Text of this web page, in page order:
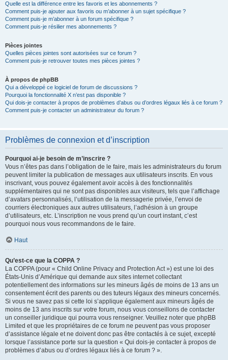
Quelle est la différence entre les favoris et les abonnements ?
Comment puis-je ajouter aux favoris ou m’abonner à un sujet spécifique ?
Comment puis-je m’abonner à un forum spécifique ?
Comment puis-je résilier mes abonnements ?
Pièces jointes
Quelles pièces jointes sont autorisées sur ce forum ?
Comment puis-je retrouver toutes mes pièces jointes ?
À propos de phpBB
Qui a développé ce logiciel de forum de discussions ?
Pourquoi la fonctionnalité X n’est pas disponible ?
Qui dois-je contacter à propos de problèmes d’abus ou d’ordres légaux liés à ce forum ?
Comment puis-je contacter un administrateur du forum ?
Problèmes de connexion et d’inscription
Pourquoi ai-je besoin de m’inscrire ?
Vous n’êtes pas dans l’obligation de le faire, mais les administrateurs du forum
peuvent limiter la publication de messages aux utilisateurs inscrits. En vous
inscrivant, vous pouvez également avoir accès à des fonctionnalités
supplémentaires qui ne sont pas disponibles aux visiteurs, tels que l’affichage
d’avatars personnalisés, l’utilisation de la messagerie privée, l’envoi de
courriers électroniques aux autres utilisateurs, l’adhésion à un groupe
d’utilisateurs, etc. L’inscription ne vous prend qu’un court instant, c’est
pourquoi nous vous recommandons de le faire.
Haut
Qu’est-ce que la COPPA ?
La COPPA (pour « Child Online Privacy and Protection Act ») est une loi des
États-Unis d’Amérique qui demande aux sites internet collectant
potentiellement des informations sur les mineurs âgés de moins de 13 ans un
consentement écrit des parents ou des tuteurs légaux des mineurs concernés.
Si vous ne savez pas si cette loi s’applique également aux mineurs âgés de
moins de 13 ans inscrits sur votre forum, nous vous conseillons de contacter
un conseiller juridique qui pourra vous renseigner. Veuillez noter que phpBB
Limited et que les propriétaires de ce forum ne peuvent pas vous proposer
d’assistance légale et ne doivent donc pas être contactés à ce sujet, excepté
lorsque l’assistance porte sur la question « Qui dois-je contacter à propos de
problèmes d’abus ou d’ordres légaux liés à ce forum ? ».